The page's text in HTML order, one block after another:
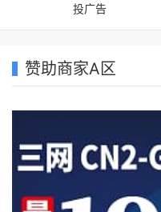
投广告
赞助商家A区